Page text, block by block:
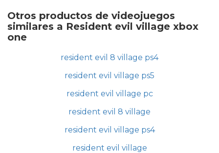
Otros productos de videojuegos
similares a Resident evil village xbox
one
resident evil 8 village ps4
resident evil village ps5
resident evil village pc
resident evil 8 village
resident evil village ps4
resident evil village